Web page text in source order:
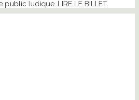
public ludique. LIRE LE BILLET